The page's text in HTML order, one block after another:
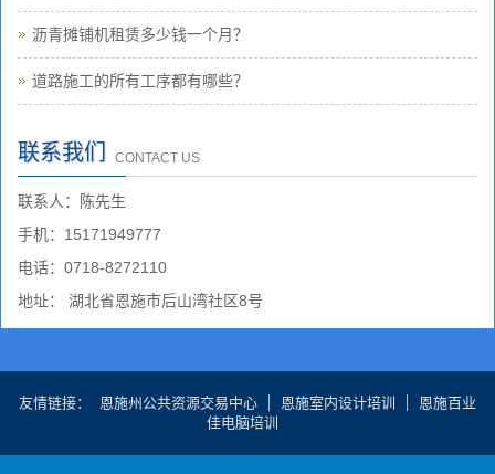
沥青摊铺机租赁多少钱一个月？
道路施工的所有工序都有哪些？
联系我们 CONTACT US
联系人：陈先生
手机：15171949777
电话：0718-8272110
地址： 湖北省恩施市后山湾社区8号
友情链接 恩施州公共资源交易中心 恩施室内设计培训
恩施百业
佳电脑培训